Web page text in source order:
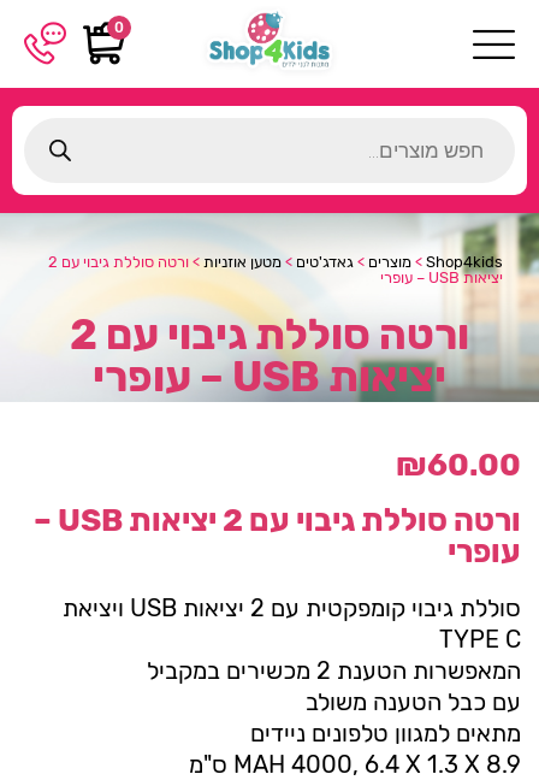
0
search
Shop4kids
> מוצרים > גאדג'טים > מטען אוזניות >
ורטה סוללת גיבוי עם 2
יציאות USB – עופרי
ורטה סוללת גיבוי עם 2
יציאות USB – עופרי
₪60.00
ורטה סוללת גיבוי עם 2 יציאות USB –
עופרי
סוללת גיבוי קומפקטית עם 2 יציאות USB ויציאת
TYPE C
המאפשרות הטענת 2 מכשירים במקביל
עם כבל הטענה משולב
מתאים למגוון טלפונים ניידים
MAH 4000, 6.4 X 1.3 X 8.9 ס"מ